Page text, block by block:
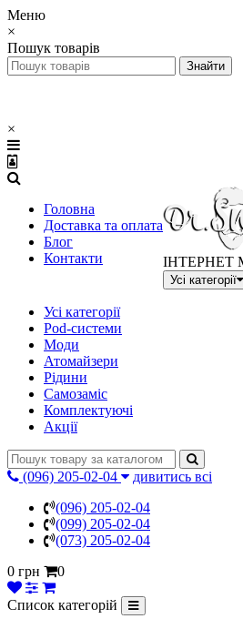
Меню
×
Пошук товарів
×
Головна
Доставка та оплата
Блог
Контакти
ІНТЕРНЕТ
Усі категорії
Усі категорії
Pod-системи
Моди
Атомайзери
Рідини
Самозаміс
Комплектуючі
Акції
(096) 205-02-04
дивитись всі
(096) 205-02-04
(099) 205-02-04
(073) 205-02-04
0 грн
0
Список категорій